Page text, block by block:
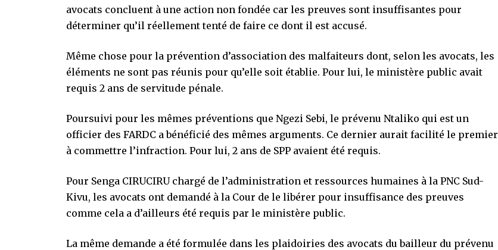
avocats concluent à une action non fondée car les preuves sont insuffisantes pour
déterminer qu’il réellement tenté de faire ce dont il est accusé.
Même chose pour la prévention d’association des malfaiteurs dont, selon les avocats, les
éléments ne sont pas réunis pour qu’elle soit établie. Pour lui, le ministère public avait
requis 2 ans de servitude pénale.
Poursuivi pour les mêmes préventions que Ngezi Sebi, le prévenu Ntaliko qui est un
officier des FARDC a bénéficié des mêmes arguments. Ce dernier aurait facilité le premier
à commettre l’infraction. Pour lui, 2 ans de SPP avaient été requis.
Pour Senga CIRUCIRU chargé de l’administration et ressources humaines à la PNC Sud-
Kivu, les avocats ont demandé à la Cour de le libérer pour insuffisance des preuves
comme cela a d’ailleurs été requis par le ministère public.
La même demande a été formulée dans les plaidoiries des avocats du bailleur du prévenu